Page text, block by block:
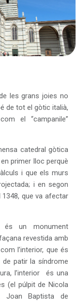
les grans joies no
de tot el gòtic italià,
el “campanile”
catedral gòtica
primer lloc perquè
i que els murs
i en segon
1348, que va afectar
un monument
revestida amb
l’interior, que és
patir la síndrome
l’interior
és una
(el púlpit de Nicola
Joan Baptista de